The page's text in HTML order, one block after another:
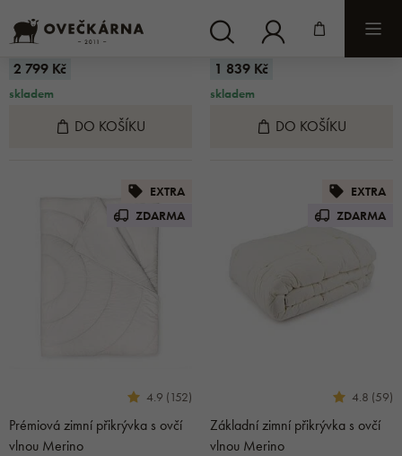
od 3 499 Kč
Cena s kódem: EXTRA
2 799 Kč
skladem
DO KOŠÍKU
od 2 299 Kč
Cena s kódem: EXTRA
1 839 Kč
skladem
DO KOŠÍKU
EXTRA
ZDARMA
4.9 (152)
Prémiová zimní přikrývka s ovčí
vlnou Merino
EXTRA
ZDARMA
4.8 (59)
Základní zimní přikrývka s ovčí
vlnou Merino